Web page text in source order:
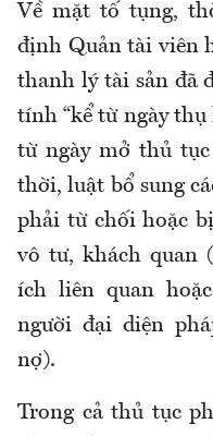
Về mặt tố tụng,
định Quản tài viên
thanh lý tài sản đã
tính “kể từ ngày thụ
từ ngày mở thủ
thời, luật bổ sung
phải từ chối hoặc
vô tư, khách quan
ích liên quan
người đại diện
nợ).
Trong cả thủ tục